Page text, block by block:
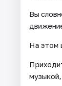
Вы
На этом